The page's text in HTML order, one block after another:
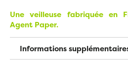
Une veilleuse fabriquée en
Agent Paper.
Informations